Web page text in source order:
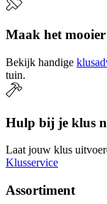
Maak het mooier
Bekijk handige
tuin.
Hulp bij je klus
Laat jouw klus
Klusservice
Assortiment